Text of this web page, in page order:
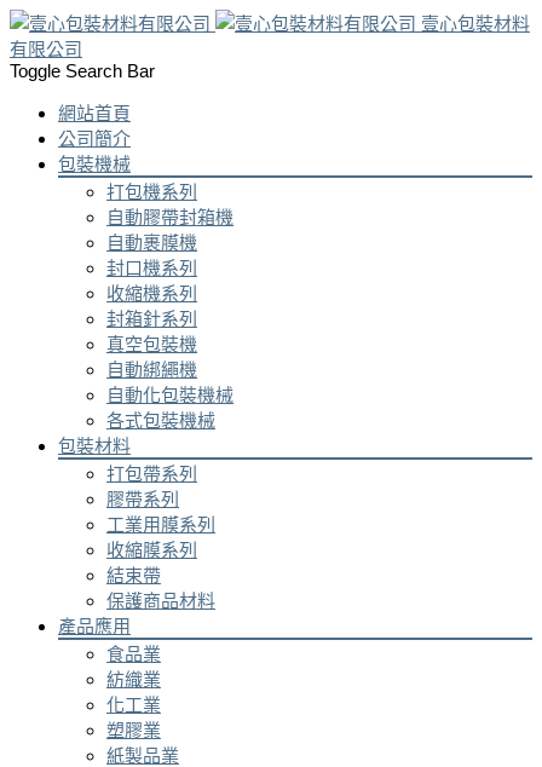
壹心包裝材料
有限公司
Toggle Search Bar
網站首頁
公司簡介
包裝機械
打包機系列
自動膠帶封箱機
自動裹膜機
封口機系列
收縮機系列
封箱針系列
真空包裝機
自動綁繩機
自動化包裝機械
各式包裝機械
包裝材料
打包帶系列
膠帶系列
工業用膜系列
收縮膜系列
結束帶
保護商品材料
產品應用
食品業
紡織業
化工業
塑膠業
紙製品業